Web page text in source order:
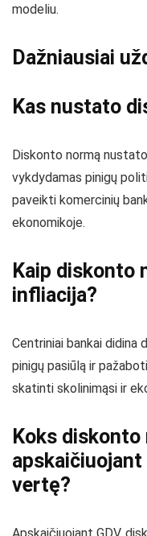
modeliu.
Dažniausiai
Kas nustato
Diskonto normą
vykdydamas pinigų
paveikti komercinių
ekonomikoje.
Kaip diskonto
infliacija?
Centriniai bankai didina
pinigų pasiūlą ir pažaboti
skatinti skolinimąsi ir
Koks
vertę?
Apskaičiuojant GDV,